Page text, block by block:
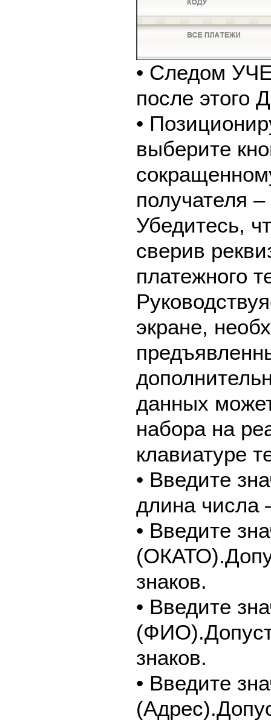
• Следом
после
•
выберите
получателя
Убедитесь,
сверив
платежного
экране,
данных
набора на
клавиатуре
• Введите
длина числа
• Введите
знаков.
• Введите
знаков.
• Введите